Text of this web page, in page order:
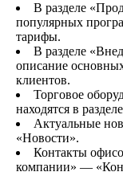
В разделе
популярных
тарифы.
В разделе
описание
клиентов.
Торговое
находятся в
Актуальные
«Новости».
Контакты
компании» —